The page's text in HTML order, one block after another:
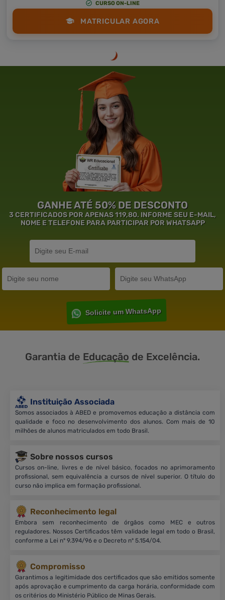
CURSO ON-LINE
MATRICULAR AGORA
GANHE ATÉ 50% DE DESCONTO
3 CERTIFICADOS POR APENAS 119,80. INFORME SEU E-MAIL,
NOME E TELEFONE PARA PARTICIPAR POR WHATSAPP
Solicite um WhatsApp
Garantia de Educação de Excelência.
Instituição Associada
Somos associados à ABED e promovemos educação a distância com
qualidade e foco no desenvolvimento dos alunos. Com mais de 10
milhões de alunos matriculados em todo Brasil.
Sobre nossos cursos
Cursos on-line, livres e de nível básico, focados no aprimoramento
profissional, sem equivalência a cursos de nível superior. O título do
curso não implica em formação profissional.
Reconhecimento legal
Embora sem reconhecimento de órgãos como MEC e outros
reguladores. Nossos Certificados têm validade legal em todo o Brasil,
conforme a Lei nº 9.394/96 e o Decreto nº 5.154/04.
Compromisso
Garantimos a legitimidade dos certificados que são emitidos somente
após aprovação e cumprimento da carga horária, conformidade com
os critérios do Ministério Público de Minas Gerais.